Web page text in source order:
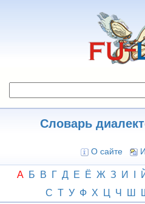
Словарь
О сайте
А Б В Г Д Е Ё Ж З И І
С Т У Ф Х Ц Ч Ш